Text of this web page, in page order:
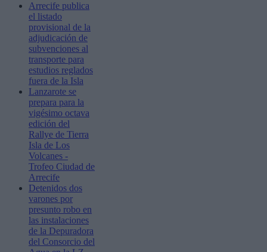
Arrecife publica
el listado
provisional de la
adjudicación de
subvenciones al
transporte para
estudios reglados
fuera de la Isla
Lanzarote se
prepara para la
vigésimo octava
edición del
Rallye de Tierra
Isla de Los
Volcanes -
Trofeo Ciudad de
Arrecife
Detenidos dos
varones por
presunto robo en
las instalaciones
de la Depuradora
del Consorcio del